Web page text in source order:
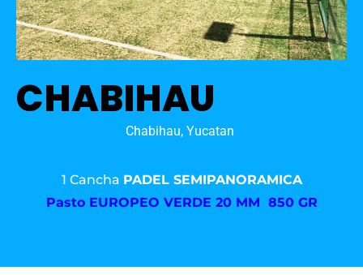
CHABIHAU
Chabihau, Yucatan
1 Cancha PADEL SEMIPANORAMICA
Pasto EUROPEO VERDE 20 MM 850 GR